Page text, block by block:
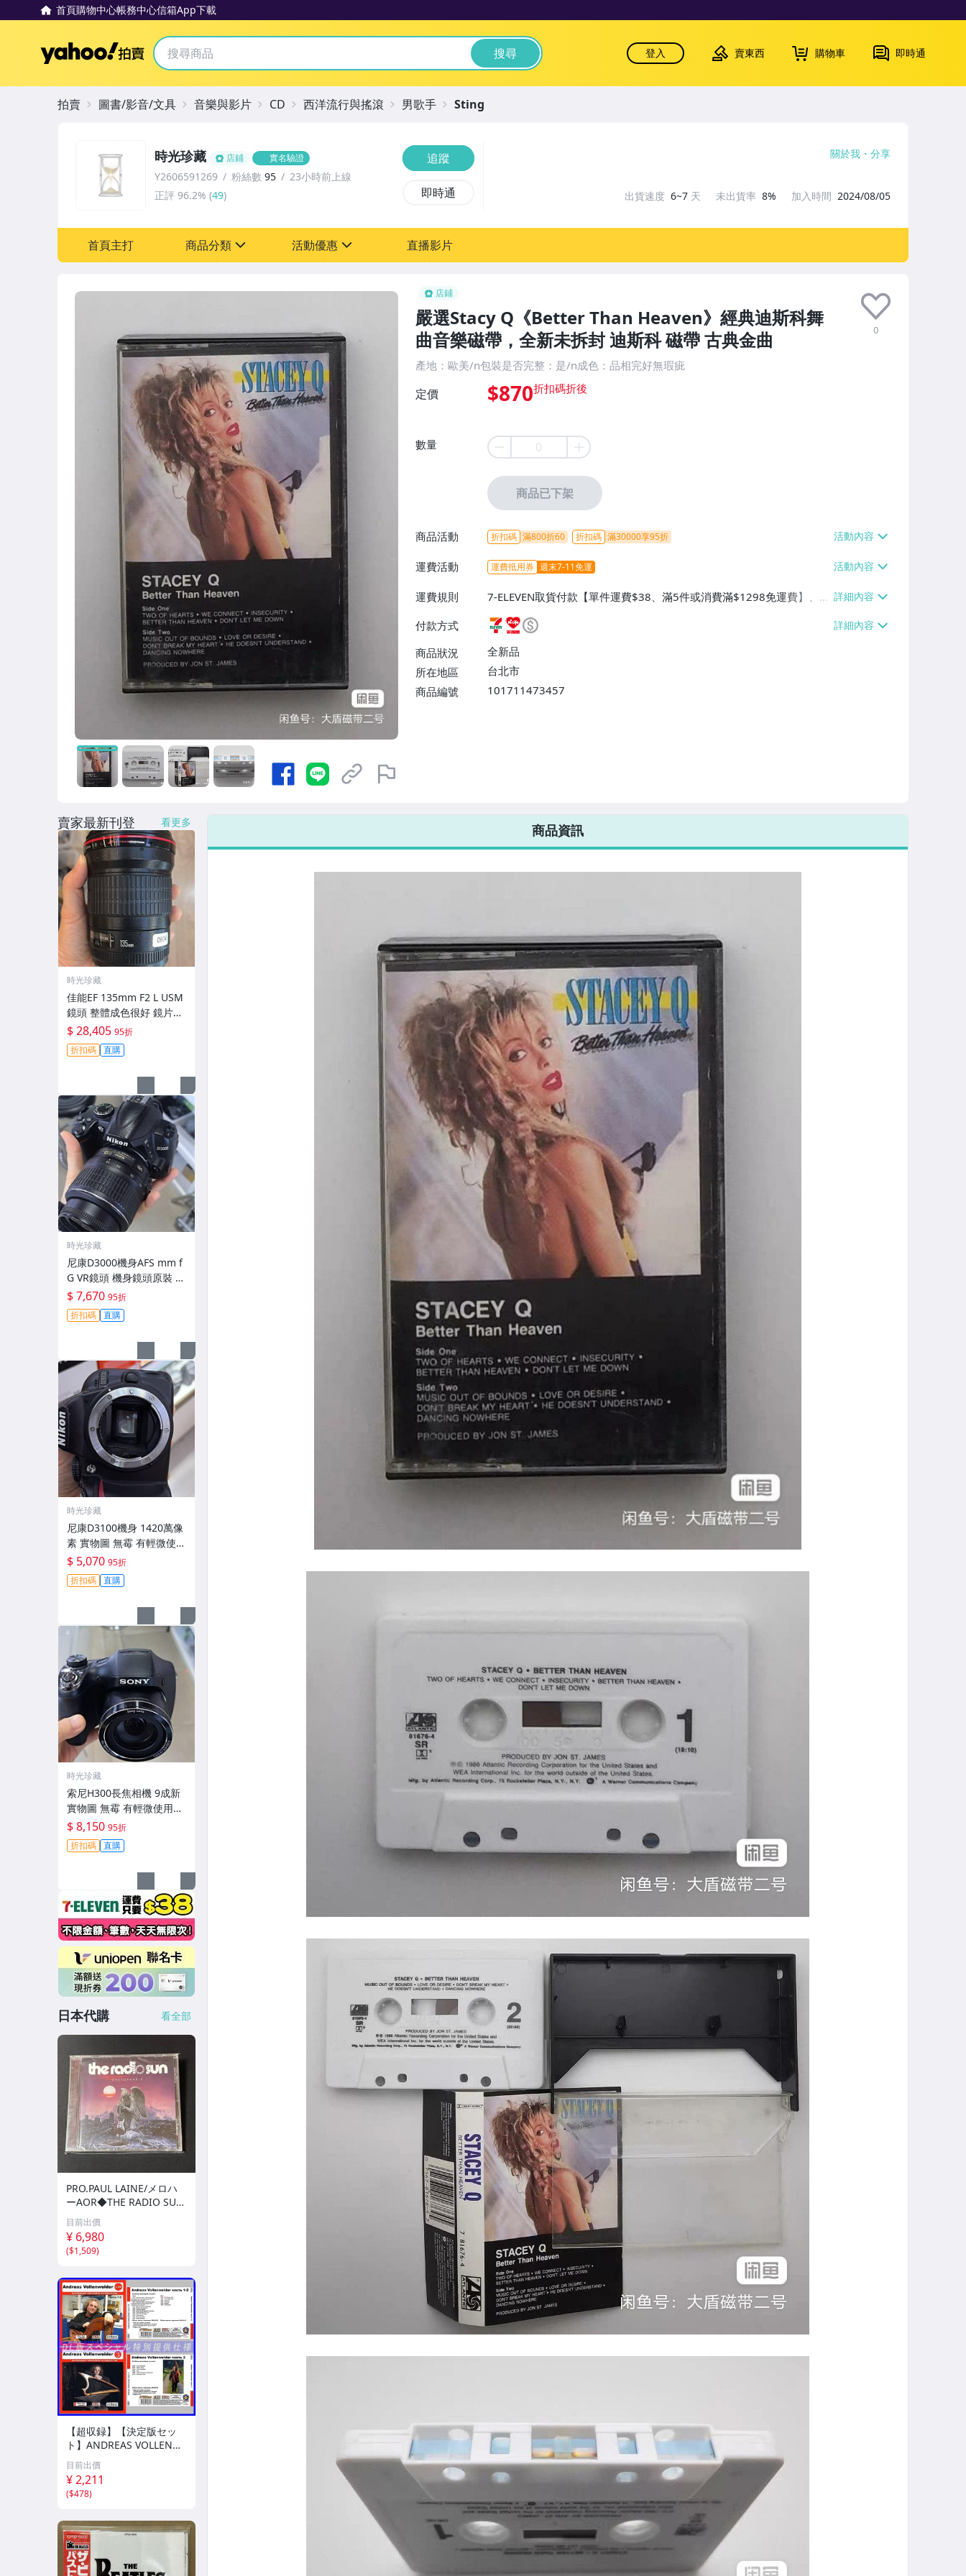
首頁購物中心帳務中心信箱App下載
Yahoo拍賣 搜尋 登入 賣東西 購物車 即時通
店鋪
嚴選Stacy Q《Better Than Heaven》經典迪斯科舞
曲音樂磁帶，全新未拆封 迪斯科 磁帶 古典金曲
0
產地：歐美/n包裝是否完整：是/n成色：品相完好無瑕疵
定價 $870
數量
商品已下架
商品活動 折扣碼 滿800折60 折扣碼 滿30000享95折
運費活動 運費抵用券 週末7-11免運
運費規則
7-ELEVEN取貨付款【單件運費$38、滿5件或消費滿$1298免運費】、7-
ELEVEN取貨不付款【免運費】、萊爾富取貨付款【單件運費$60、滿5件
或消費滿$1298免運費】、宅配/貨運【單件運費$120、滿5件或消費滿
$1598免運費】
付款方式
商品狀況
全新品
所在地區
台北市
商品編號
101711473457
時光珍藏 店鋪 實名驗證
Y2606591269 粉絲數 95
23小時前上線
正評 96.2% (49)
追蹤
即時通
關於我 分享
出貨速度 6~7 天 未出貨率 8% 加入時間 2024/08/05
首頁主打 商品分類 活動優惠 直播影片
拍賣 圖書/影音/文具 音樂與影片 CD 西洋流行與搖滾 男歌手 Sting
商品資訊
賣家最新刊登 看更多
時光珍藏
佳能EF 135mm F2 L USM
鏡頭 整體成色很好 鏡片完
美無劃痕 功能一切正常 無
拆修無-3430
$ 28,405 95折
折扣碼 直購
時光珍藏
尼康D3000機身AFS mm f
G VR鏡頭 機身鏡頭原裝 無
拆修無翻新 有輕微使用痕
跡 鏡頭-3430
$ 7,670 95折
折扣碼 直購
時光珍藏
尼康D3100機身 1420萬像
素 實物圖 無霉 有輕微使用
痕跡 機身原裝 無拆修無翻
新 臨-343
$ 5,070 95折
折扣碼 直購
時光珍藏
索尼H300長焦相機 9成新
實物圖 無霉 有輕微使用痕
跡 機身鏡頭原裝 無拆修無
翻新-3430
$ 8,150 95折
折扣碼 直購
日本代購 看全部
PRO.PAUL LAINE/メロハ
ーAOR◆THE RADIO SU
N/UNSTOPPABLE
目前出價
¥ 6,980
($1,509)
【超収録】【決定版セッ
ト】ANDREAS VOLLENW
EIDER CD1+2+3 厳選プレ
ミア音源集 MP3CD-DLVer
3ディスク♪
目前出價
¥ 2,211
($478)